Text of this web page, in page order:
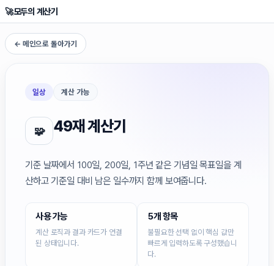
🚀모두의 계산기
← 메인으로 돌아가기
일상 계산 가능
🧩 49재 계산기
기준 날짜에서 100일, 200일, 1주년 같은 기념일 목표일을 계
산하고 기준일 대비 남은 일수까지 함께 보여줍니다.
사용 가능
계산 로직과 결과 카드가 연결
된 상태입니다.
5개 항목
불필요한 선택 없이 핵심 값만
빠르게 입력하도록 구성했습니
다.